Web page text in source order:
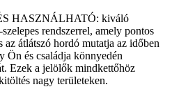
HASZNÁLHATÓ: kiváló
rendszerrel, amely pontos
az átlátszó hordó mutatja az időben
Ön és családja könnyedén
Ezek a jelölők mindkettőhöz
nagy területeken.